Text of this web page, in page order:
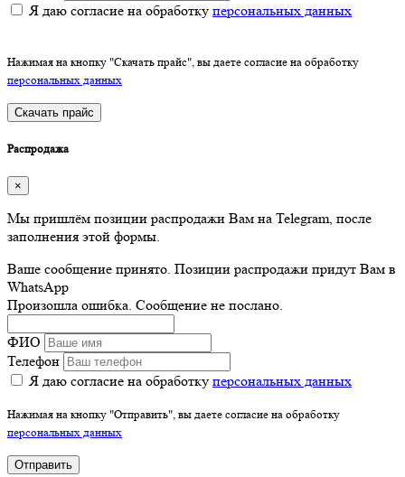
Я даю согласие на обработку персональных данных
Нажимая на кнопку "Скачать прайс", вы даете согласие на обработку
персональных данных
Скачать прайс
Распродажа
×
Мы пришлём позиции распродажи Вам на Telegram, после
заполнения этой формы.
Ваше сообщение принято. Позиции распродажи придут Вам в
WhatsApp
Произошла ошибка. Сообщение не послано.
ФИО
Телефон
Я даю согласие на обработку персональных данных
Нажимая на кнопку "Отправить", вы даете согласие на обработку
персональных данных
Отправить